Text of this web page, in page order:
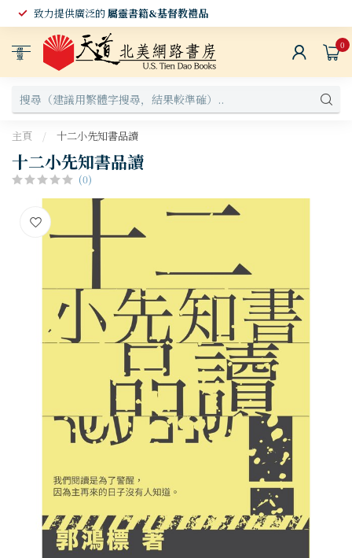
致力提供廣泛的屬靈書籍&基督教禮品
選
單
0
主頁 / 十二小先知書品讀
十二小先知書品讀
(0)